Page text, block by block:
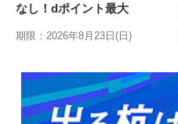
なし！dポイント最大
期限：2026年8月23日(日)